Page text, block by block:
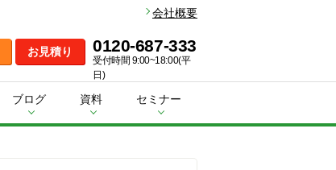
会社概要
お見積り 0120-687-333
受付時間 9:00~18:00(平
日)
ブログ 資料 セミナー